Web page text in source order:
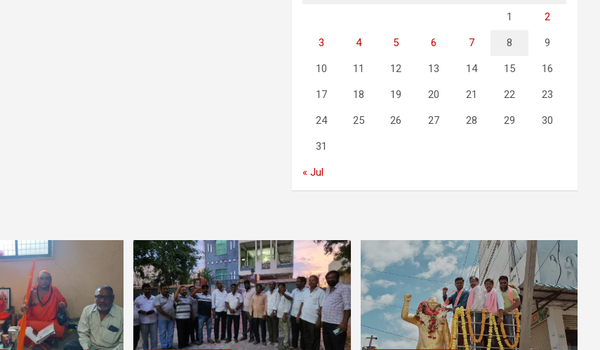
1 2
3 4 5 6 7 8 9
10 11 12 13 14 15 16
17 18 19 20 21 22 23
24 25 26 27 28 29 30
31
« Jul